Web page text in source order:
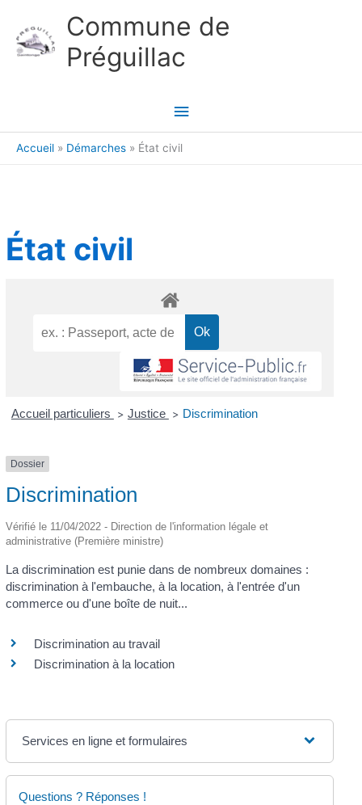
Commune de
Préguillac
Menu
principal
Accueil Démarches État civil
État civil
Accueil particuliers > Justice > Discrimination
Dossier
Discrimination
Vérifié le 11/04/2022 - Direction de l'information légale et
administrative (Première ministre)
La discrimination est punie dans de nombreux domaines :
discrimination à l'embauche, à la location, à l'entrée d'un
commerce ou d'une boîte de nuit...
Discrimination au travail
Discrimination à la location
Services en ligne et formulaires
Questions ? Réponses !